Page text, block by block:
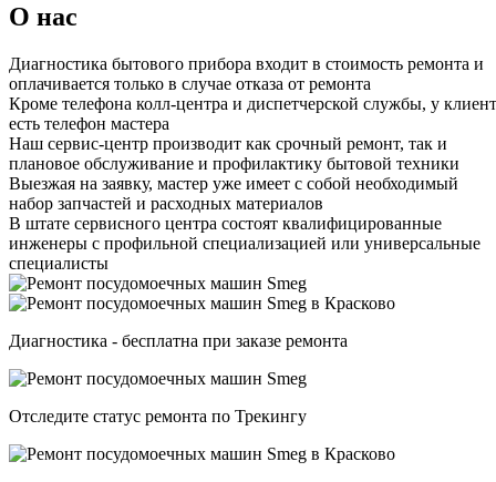
О нас
Диагностика бытового прибора входит в стоимость ремонта и
оплачивается только в случае отказа от ремонта
Кроме телефона колл-центра и диспетчерской службы, у
есть телефон мастера
Наш сервис-центр производит как срочный ремонт, так и
плановое обслуживание и профилактику бытовой техники
Выезжая на заявку, мастер уже имеет с собой необходимый
набор запчастей и расходных материалов
В штате сервисного центра состоят квалифицированные
инженеры с профильной специализацией или универсальные
специалисты
Диагностика - бесплатна при заказе ремонта
Отследите статус ремонта по Трекингу